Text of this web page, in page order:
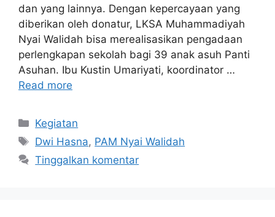
dan yang lainnya. Dengan kepercayaan yang
diberikan oleh donatur, LKSA Muhammadiyah
Nyai Walidah bisa merealisasikan pengadaan
perlengkapan sekolah bagi 39 anak asuh Panti
Asuhan. Ibu Kustin Umariyati, koordinator …
Read more
Kategori
Kegiatan
Tag
Dwi Hasna, PAM Nyai Walidah
Tinggalkan komentar